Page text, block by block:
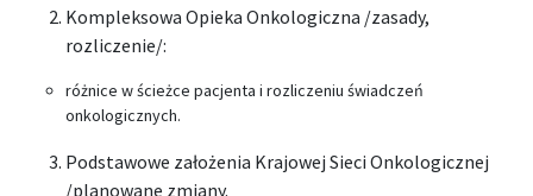
Kompleksowa Opieka Onkologiczna /zasady,
rozliczenie/:
różnice w ścieżce pacjenta i rozliczeniu świadczeń
onkologicznych.
Podstawowe założenia Krajowej Sieci Onkologicznej
/planowane zmiany.